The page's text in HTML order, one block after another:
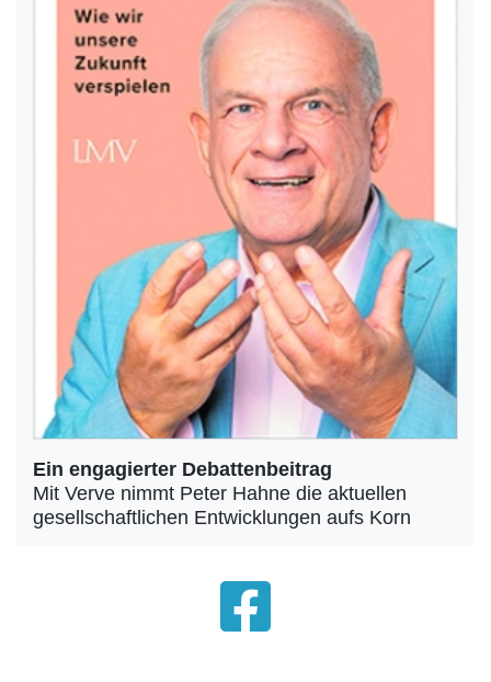
Ein engagierter Debattenbeitrag
Mit Verve nimmt Peter Hahne die aktuellen
gesellschaftlichen Entwicklungen aufs Korn